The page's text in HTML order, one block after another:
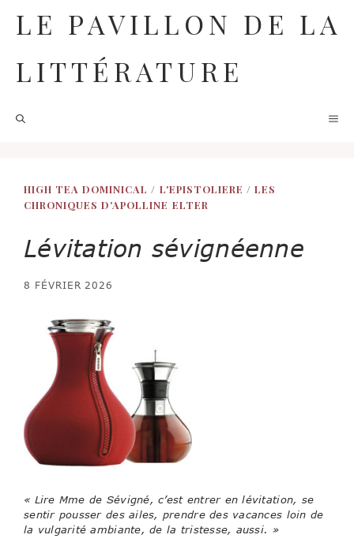
contenu
LE PAVILLON DE LA
LITTÉRATURE
HIGH TEA DOMINICAL / L'EPISTOLIERE / LES
CHRONIQUES D'APOLLINE ELTER
Lévitation sévignéenne
8 FÉVRIER 2026
« Lire Mme de Sévigné, c’est entrer en lévitation, se
sentir pousser des ailes, prendre des vacances loin de
la vulgarité ambiante, de la tristesse, aussi. »